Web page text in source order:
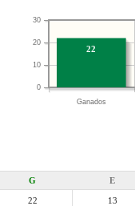
Ganados
0
10
20
30
22
G E
22 13